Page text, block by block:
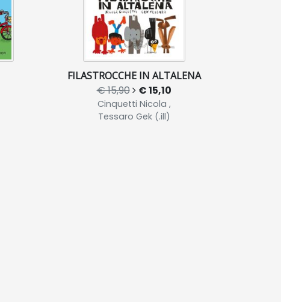
FILASTROCCHE IN ALTALENA
€ 15,90 € 15,10
Cinquetti Nicola ,
Tessaro Gek (.ill)